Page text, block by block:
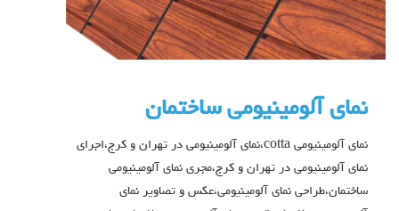
نمای آلومینیومی ساختمان
نمای آلومینیومی cotta،نمای آلومینیومی در تهران و کرج،اجرای
نمای آلومینیومی در تهران و کرج،مجری نمای آلومینیومی
ساختمان،طراحی نمای آلومینیومی،عکس و تصاویر نمای